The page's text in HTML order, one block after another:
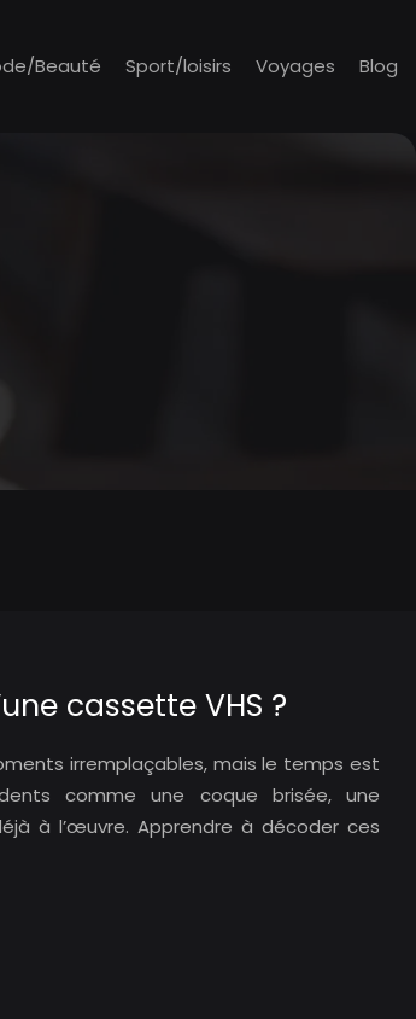
Beauté Sport/loisirs Voyages Blog
cassette VHS ?
irremplaçables, mais le temps est
comme une coque brisée, une
à l’œuvre. Apprendre à décoder ces